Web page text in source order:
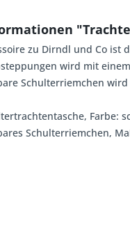
zu Dirndl und Co
wird mit
Schulterriemchen
Farbe:
Schulterriemchen,